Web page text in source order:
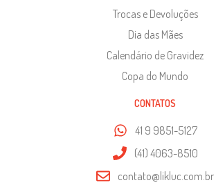
Trocas e Devoluções
Dia das Mães
Calendário de Gravidez
Copa do Mundo
CONTATOS
41 9 9851-5127
(41) 4063-8510
contato@likluc.com.br